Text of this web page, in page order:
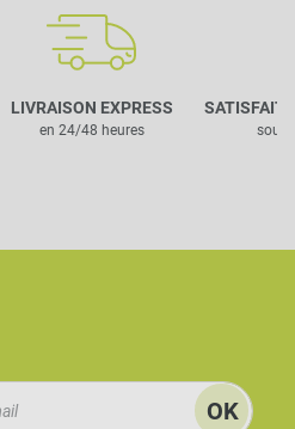
LIVRAISON EXPRESS
en 24/48 heures
SATISFAIT
sous